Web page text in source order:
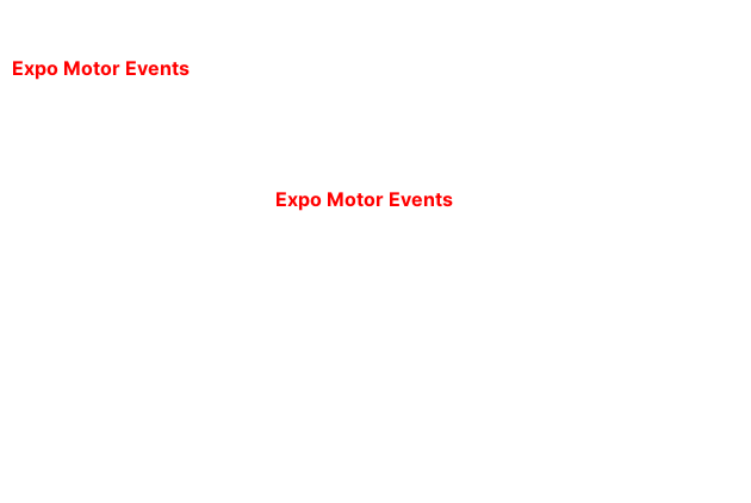
Expo Motor Events
Expo Motor Events